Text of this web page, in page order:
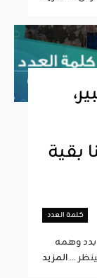
بقية
كلمة العدد
...